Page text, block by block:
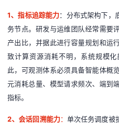
动
关
注
的
开
者
我
的
Programs
我
的
支
1、指标追踪能力： 分布式架构下，
务节点。研发与运维团队经常需要
产出比，并据此进行容量规划和运
致计算资源消耗不明，系统规模
此，可观测体系必须具备智能体概
元消耗总量、模型请求频次、端到
指标。
2、会话回溯能力： 单次任务调度被